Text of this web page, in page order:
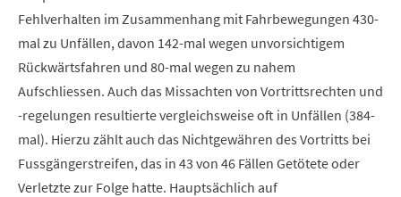
Fehlverhalten im Zusammenhang mit Fahrbewegungen 430-
mal zu Unfällen, davon 142-mal wegen unvorsichtigem
Rückwärtsfahren und 80-mal wegen zu nahem
Aufschliessen. Auch das Missachten von Vortrittsrechten und
-regelungen resultierte vergleichsweise oft in Unfällen (384-
mal). Hierzu zählt auch das Nichtgewähren des Vortritts bei
Fussgängerstreifen, das in 43 von 46 Fällen Getötete oder
Verletzte zur Folge hatte. Hauptsächlich auf